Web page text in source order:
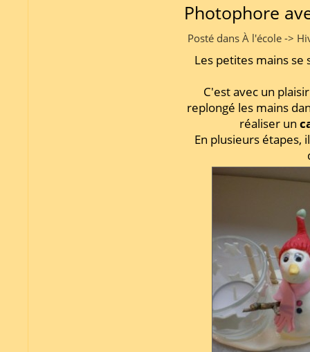
Photophore
Posté dans À l'école ->
Les petites mains se
C'est avec un
replongé les mains
réaliser un
En plusieurs étapes,